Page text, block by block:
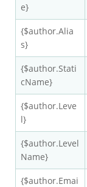
e}
{$author.Alia
s}
{$author.Stati
cName}
{$author.Leve
l}
{$author.Level
Name}
{$author.Emai